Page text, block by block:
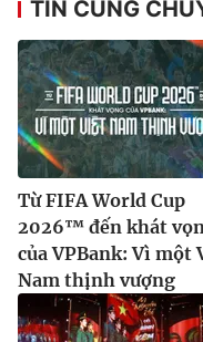
TIN CÙNG
Từ FIFA World Cup
2026™ đến khát
của VPBank: Vì một
Nam thịnh vượng